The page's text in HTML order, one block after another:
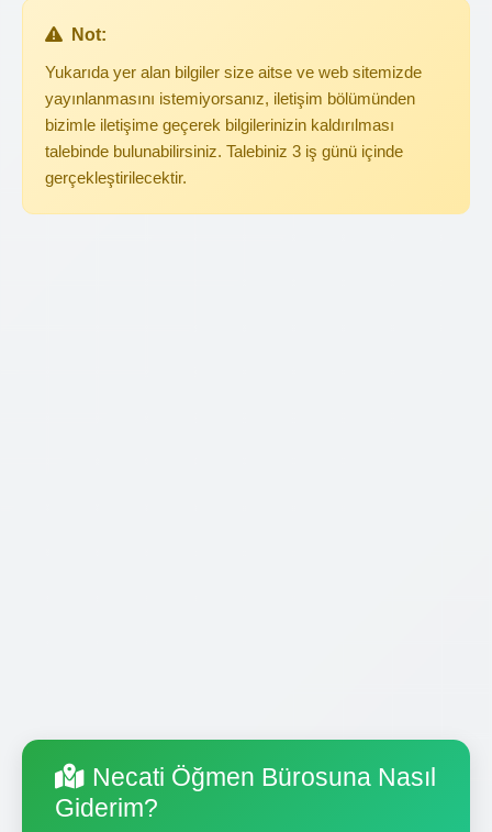
Not:
Yukarıda yer alan bilgiler size aitse ve web sitemizde
yayınlanmasını istemiyorsanız, iletişim bölümünden
bizimle iletişime geçerek bilgilerinizin kaldırılması
talebinde bulunabilirsiniz. Talebiniz 3 iş günü içinde
gerçekleştirilecektir.
Necati Öğmen Bürosuna Nasıl
Giderim?